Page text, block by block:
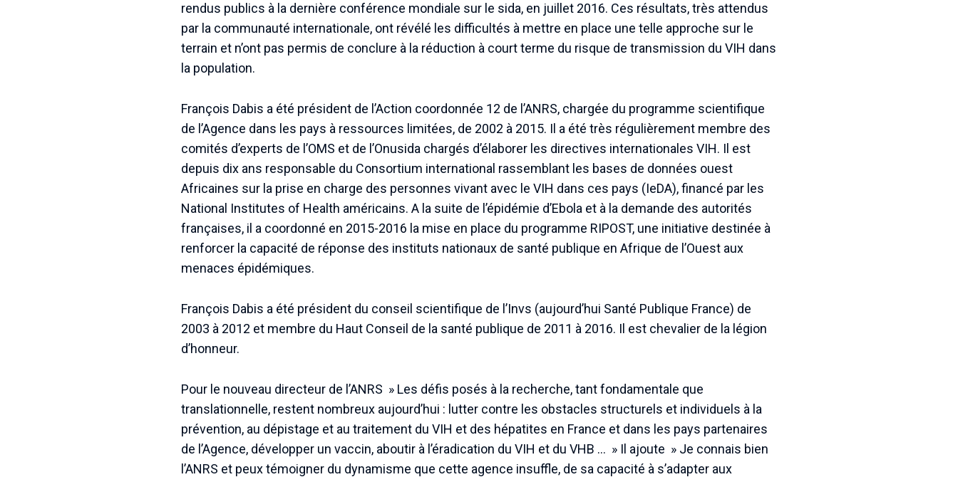
rendus publics à la dernière conférence mondiale sur le sida, en juillet 2016. Ces résultats, très attendus
par la communauté internationale, ont révélé les difficultés à mettre en place une telle approche sur le
terrain et n’ont pas permis de conclure à la réduction à court terme du risque de transmission du VIH dans
la population.
François Dabis a été président de l’Action coordonnée 12 de l’ANRS, chargée du programme scientifique
de l’Agence dans les pays à ressources limitées, de 2002 à 2015. Il a été très régulièrement membre des
comités d’experts de l’OMS et de l’Onusida chargés d’élaborer les directives internationales VIH. Il est
depuis dix ans responsable du Consortium international rassemblant les bases de données ouest
Africaines sur la prise en charge des personnes vivant avec le VIH dans ces pays (IeDA), financé par les
National Institutes of Health américains. A la suite de l’épidémie d’Ebola et à la demande des autorités
françaises, il a coordonné en 2015-2016 la mise en place du programme RIPOST, une initiative destinée à
renforcer la capacité de réponse des instituts nationaux de santé publique en Afrique de l’Ouest aux
menaces épidémiques.
François Dabis a été président du conseil scientifique de l’Invs (aujourd’hui Santé Publique France) de
2003 à 2012 et membre du Haut Conseil de la santé publique de 2011 à 2016. Il est chevalier de la légion
d’honneur.
Pour le nouveau directeur de l’ANRS » Les défis posés à la recherche, tant fondamentale que
translationnelle, restent nombreux aujourd’hui : lutter contre les obstacles structurels et individuels à la
prévention, au dépistage et au traitement du VIH et des hépatites en France et dans les pays partenaires
de l’Agence, développer un vaccin, aboutir à l’éradication du VIH et du VHB … » Il ajoute » Je connais bien
l’ANRS et peux témoigner du dynamisme que cette agence insuffle, de sa capacité à s’adapter aux